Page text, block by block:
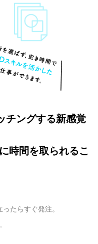
チングする新感覚
時間を取られるこ
たらすぐ発注。